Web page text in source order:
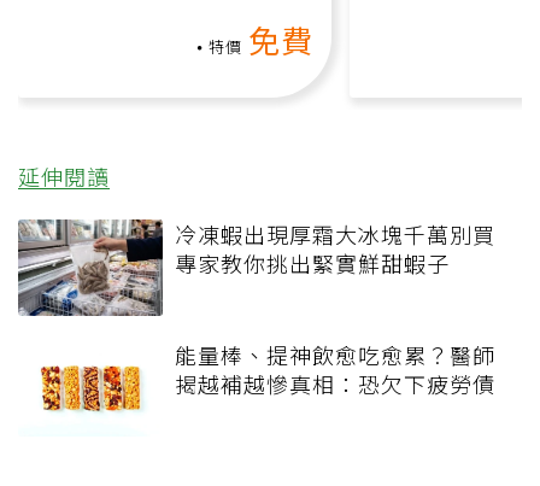
特價 免費
延伸閱讀
冷凍蝦出現厚霜大冰塊千萬別買
專家教你挑出緊實鮮甜蝦子
能量棒、提神飲愈吃愈累？醫師
揭越補越慘真相：恐欠下疲勞債